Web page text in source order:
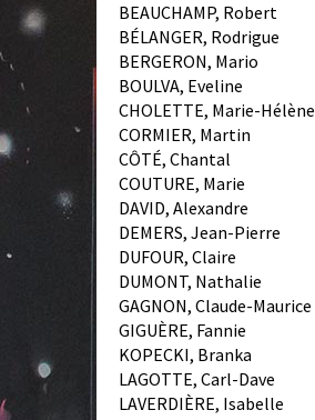
BEAUCHAMP, Robert
BÉLANGER, Rodrigue
BERGERON, Mario
BOULVA, Eveline
CHOLETTE, Marie-Hélène
CORMIER, Martin
CÔTÉ, Chantal
COUTURE, Marie
DAVID, Alexandre
DEMERS, Jean-Pierre
DUFOUR, Claire
DUMONT, Nathalie
GAGNON, Claude-Maurice
GIGUÈRE, Fannie
KOPECKI, Branka
LAGOTTE, Carl-Dave
LAVERDIÈRE, Isabelle